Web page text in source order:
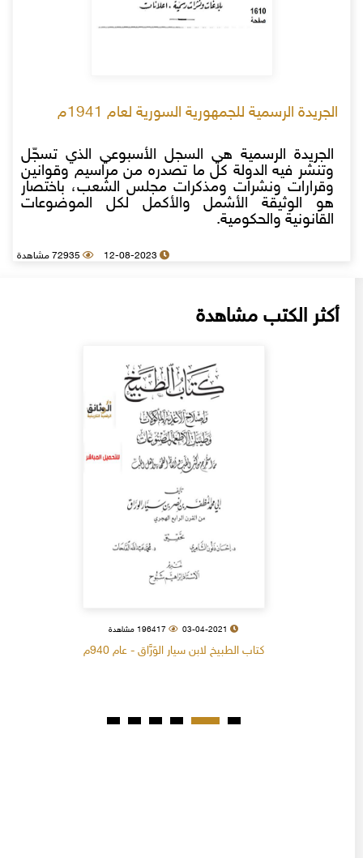
الجريدة الرسمية للجمهورية السورية لعام 1941م
الجريدة الرسمية هي السجل الأسبوعي الذي تسجّل
وتنشر فيه الدولة كل ما تصدره من مراسيم وقوانين
وقرارات ونشرات ومذكرات مجلس الشعب، باختصار
هو الوثيقة الأشمل والأكمل لكل الموضوعات
القانونية والحكومية.
12-08-2023 72935 مشاهدة
أكثر الكتب مشاهدة
03-04-2021 196417 مشاهدة
كتاب الطبيخ لابن سيار الوَرَّاق - عام 940م